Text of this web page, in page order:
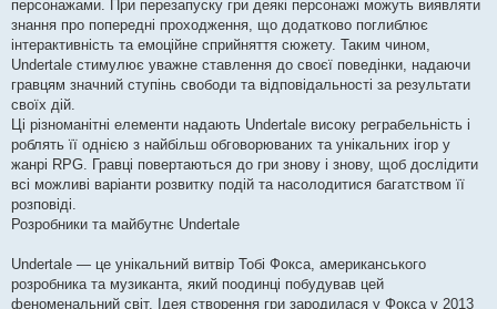
персонажами. При перезапуску гри деякі персонажі можуть виявляти
знання про попередні проходження, що додатково поглиблює
інтерактивність та емоційне сприйняття сюжету. Таким чином,
Undertale стимулює уважне ставлення до своєї поведінки, надаючи
гравцям значний ступінь свободи та відповідальності за результати
своїх дій.
Ці різноманітні елементи надають Undertale високу реграбельність і
роблять її однією з найбільш обговорюваних та унікальних ігор у
жанрі RPG. Гравці повертаються до гри знову і знову, щоб дослідити
всі можливі варіанти розвитку подій та насолодитися багатством її
розповіді.
Розробники та майбутнє Undertale
Undertale — це унікальний витвір Тобі Фокса, американського
розробника та музиканта, який поодинці побудував цей
феноменальний світ. Ідея створення гри зародилася у Фокса у 2013